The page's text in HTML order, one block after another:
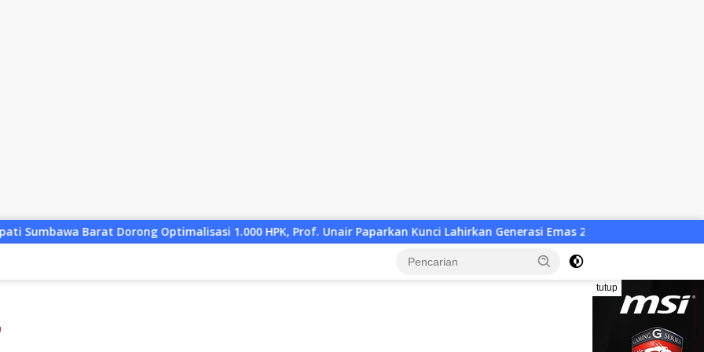
1.000 HPK, Prof. Unair Paparkan Kunci Lahirkan Generasi Emas 2045 Atlet Wushu Dompu Dicoret Sepihak, 8
tutup